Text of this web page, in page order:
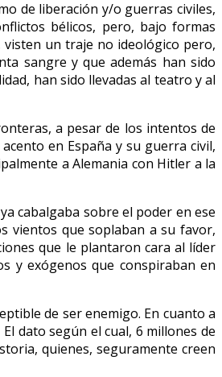
de liberación y/o guerras civiles,
bélicos, pero, bajo formas
un traje no ideológico pero,
sangre y que además han sido
han sido llevadas al teatro y al
a pesar de los intentos de
en España y su guerra civil,
a Alemania con Hitler a la
cabalgaba sobre el poder en ese
vientos que soplaban a su favor,
que le plantaron cara al líder
y exógenos que conspiraban en
de ser enemigo. En cuanto a
dato según el cual, 6 millones de
quienes, seguramente creen